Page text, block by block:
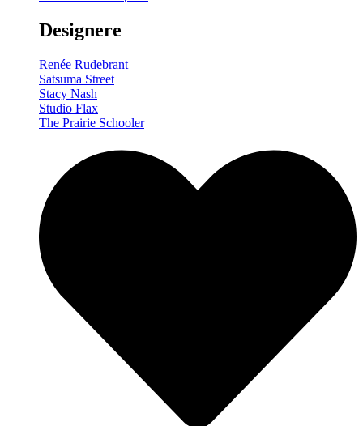
Designere
Renée Rudebrant
Satsuma Street
Stacy Nash
Studio Flax
The Prairie Schooler